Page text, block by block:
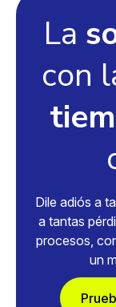
La
con
Dile adiós a
a tantas
procesos,
un